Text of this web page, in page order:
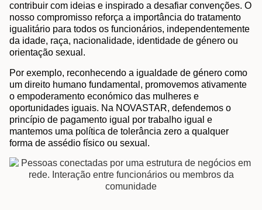
contribuir com ideias e inspirado a desafiar convenções. O
nosso compromisso reforça a importância do tratamento
igualitário para todos os funcionários, independentemente
da idade, raça, nacionalidade, identidade de género ou
orientação sexual.
Por exemplo, reconhecendo a igualdade de género como
um direito humano fundamental, promovemos ativamente
o empoderamento económico das mulheres e
oportunidades iguais. Na NOVASTAR, defendemos o
princípio de pagamento igual por trabalho igual e
mantemos uma política de tolerância zero a qualquer
forma de assédio físico ou sexual.